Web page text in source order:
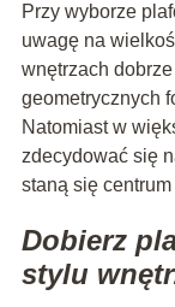
Przy wyborze
uwagę na
wnętrzach
geometrycznych
Natomiast w
zdecydować się
staną się
Dobierz
stylu